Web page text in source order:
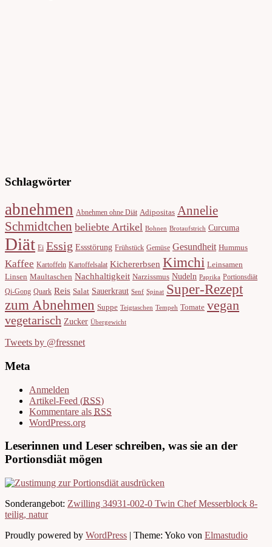
Schlagwörter
abnehmen Abnehmen ohne Diät Adipositas Annelie
Schmidtchen beliebte Artikel Bohnen Brotaufstrich Curcuma
Diät Ei Essig Essstörung Frühstück Gemüse Gesundheit Hummus
Kaffee Kartoffeln Kartoffelsalat Kichererbsen Kimchi Leinsamen
Linsen Maultaschen Nachhaltigkeit Narzissmus Nudeln Paprika Portionsdiät
Qi-Gong Quark Reis Salat Sauerkraut Senf Spinat Super-Rezept
zum Abnehmen Suppe Teigtaschen Tempeh Tomate vegan
vegetarisch Zucker Übergewicht
Tweets by @fressnet
Meta
Anmelden
Artikel-Feed (RSS)
Kommentare als RSS
WordPress.org
Leserinnen und Leser schreiben, was sie an der
Portionsdiät mögen
Sonderangebot: Zwilling 34931-002-0 Twin Chef Messerblock 8-
teilig, natur
Proudly powered by WordPress | Theme: Yoko von Elmastudio